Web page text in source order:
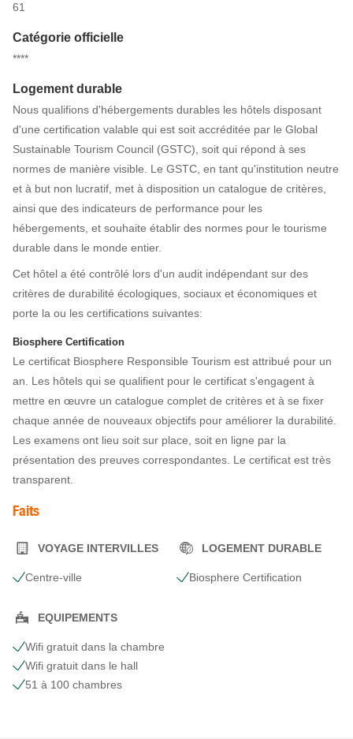
61
Catégorie officielle
****
Logement durable
Nous qualifions d'hébergements durables les hôtels disposant
d'une certification valable qui est soit accréditée par le Global
Sustainable Tourism Council (GSTC), soit qui répond à ses
normes de manière visible. Le GSTC, en tant qu'institution neutre
et à but non lucratif, met à disposition un catalogue de critères,
ainsi que des indicateurs de performance pour les
hébergements, et souhaite établir des normes pour le tourisme
durable dans le monde entier.
Cet hôtel a été contrôlé lors d'un audit indépendant sur des
critères de durabilité écologiques, sociaux et économiques et
porte la ou les certifications suivantes:
Biosphere Certification
Le certificat Biosphere Responsible Tourism est attribué pour un
an. Les hôtels qui se qualifient pour le certificat s'engagent à
mettre en œuvre un catalogue complet de critères et à se fixer
chaque année de nouveaux objectifs pour améliorer la durabilité.
Les examens ont lieu soit sur place, soit en ligne par la
présentation des preuves correspondantes. Le certificat est très
transparent.
Faits
VOYAGE INTERVILLES
Centre-ville
LOGEMENT DURABLE
Biosphere Certification
EQUIPEMENTS
Wifi gratuit dans la chambre
Wifi gratuit dans le hall
51 à 100 chambres